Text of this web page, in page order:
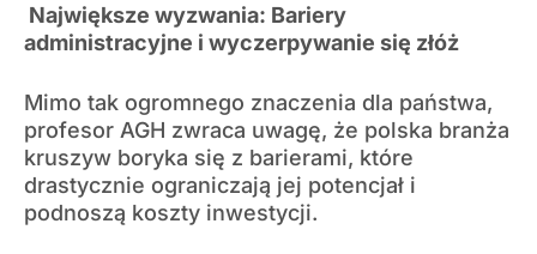
Największe wyzwania: Bariery
administracyjne i wyczerpywanie się złóż
Mimo tak ogromnego znaczenia dla państwa,
profesor AGH zwraca uwagę, że polska branża
kruszyw boryka się z barierami, które
drastycznie ograniczają jej potencjał i
podnoszą koszty inwestycji.